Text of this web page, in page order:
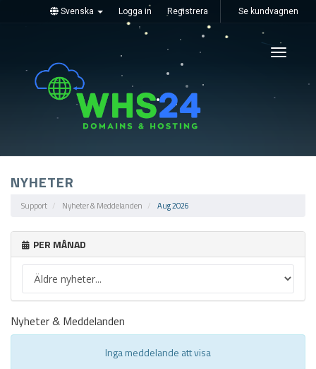
Svenska Logga in Registrera Se kundvagnen
Toggle
NYHETER
Support Nyheter & Meddelanden Aug 2026
PER MÅNAD
Nyheter & Meddelanden
Inga meddelande att visa